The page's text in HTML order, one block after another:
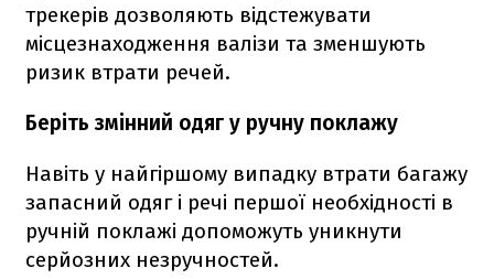
трекерів дозволяють відстежувати
місцезнаходження валізи та зменшують
ризик втрати речей.
Беріть змінний одяг у ручну поклажу
Навіть у найгіршому випадку втрати багажу
запасний одяг і речі першої необхідності в
ручній поклажі допоможуть уникнути
серйозних незручностей.